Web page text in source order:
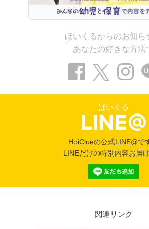
ほいくるからのお知ら
あなたの好きな方法
ほいくる
HoiClueの公式LINE@で
LINEだけの特別内容お届け
関連リンク